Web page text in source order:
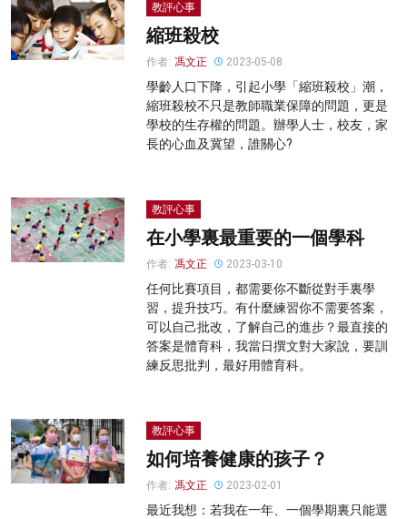
教評心事
縮班殺校
作者: 馮文正 2023-05-08
學齡人口下降，引起小學「縮班殺校」潮，
縮班殺校不只是教師職業保障的問題，更是
學校的生存權的問題。辦學人士，校友，家
長的心血及冀望，誰關心?
教評心事
在小學裏最重要的一個學科
作者: 馮文正 2023-03-10
任何比賽項目，都需要你不斷從對手裏學
習，提升技巧。有什麼練習你不需要答案，
可以自己批改，了解自己的進步？最直接的
答案是體育科，我當日撰文對大家說，要訓
練反思批判，最好用體育科。
教評心事
如何培養健康的孩子？
作者: 馮文正 2023-02-01
最近我想：若我在一年、一個學期裏只能選